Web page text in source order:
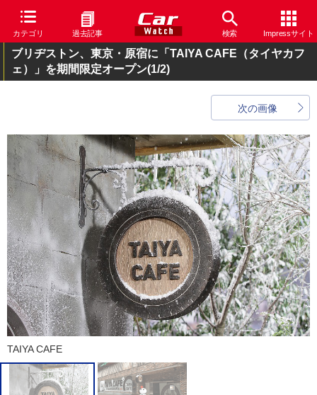
カテゴリ 過去記事 検索 Impressサイト
ブリヂストン、東京・原宿に「TAIYA CAFE（タイヤカフ
ェ）」を期間限定オープン(1/2)
次の画像
TAIYA CAFE